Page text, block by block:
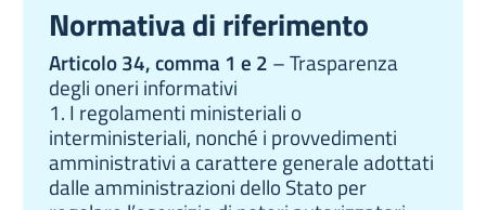
Normativa di riferimento
Articolo 34, comma 1 e 2 – Trasparenza
degli oneri informativi
1. I regolamenti ministeriali o
interministeriali, nonché i provvedimenti
amministrativi a carattere generale adottati
dalle amministrazioni dello Stato per